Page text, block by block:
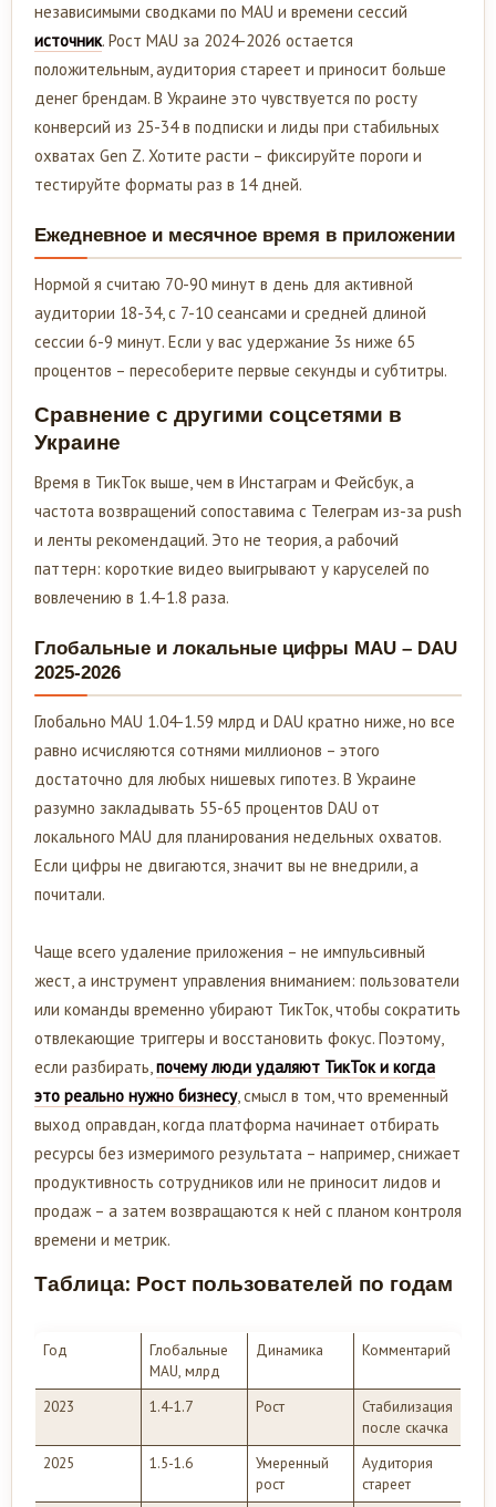
независимыми сводками по MAU и времени сессий
источник. Рост MAU за 2024-2026 остается
положительным, аудитория стареет и приносит больше
денег брендам. В Украине это чувствуется по росту
конверсий из 25-34 в подписки и лиды при стабильных
охватах Gen Z. Хотите расти – фиксируйте пороги и
тестируйте форматы раз в 14 дней.
Ежедневное и месячное время в приложении
Нормой я считаю 70-90 минут в день для активной
аудитории 18-34, с 7-10 сеансами и средней длиной
сессии 6-9 минут. Если у вас удержание 3s ниже 65
процентов – пересоберите первые секунды и субтитры.
Сравнение с другими соцсетями в
Украине
Время в ТикТок выше, чем в Инстаграм и Фейсбук, а
частота возвращений сопоставима с Телеграм из-за push
и ленты рекомендаций. Это не теория, а рабочий
паттерн: короткие видео выигрывают у каруселей по
вовлечению в 1.4-1.8 раза.
Глобальные и локальные цифры MAU – DAU
2025-2026
Глобально MAU 1.04-1.59 млрд и DAU кратно ниже, но все
равно исчисляются сотнями миллионов – этого
достаточно для любых нишевых гипотез. В Украине
разумно закладывать 55-65 процентов DAU от
локального MAU для планирования недельных охватов.
Если цифры не двигаются, значит вы не внедрили, а
почитали.
Чаще всего удаление приложения – не импульсивный
жест, а инструмент управления вниманием: пользователи
или команды временно убирают ТикТок, чтобы сократить
отвлекающие триггеры и восстановить фокус. Поэтому,
если разбирать,почему люди удаляют ТикТок и когда
это реально нужно бизнесу, смысл в том, что временный
выход оправдан, когда платформа начинает отбирать
ресурсы без измеримого результата – например, снижает
продуктивность сотрудников или не приносит лидов и
продаж – а затем возвращаются к ней с планом контроля
времени и метрик.
Таблица: Рост пользователей по годам
Год
Глобальные
MAU, млрд
Динамика Комментарий
2023 1.4-1.7 Рост
Стабилизация
после скачка
2025
1.5-1.6
Умеренный
рост
Аудитория
стареет